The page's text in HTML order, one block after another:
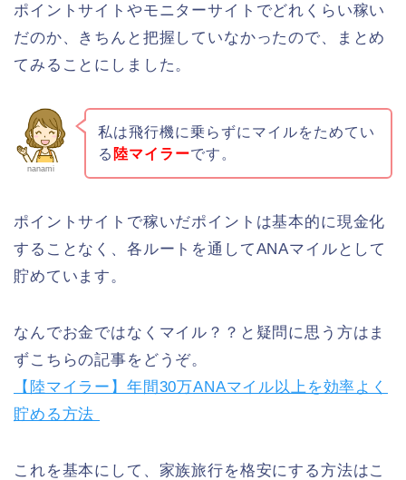
ポイントサイトやモニターサイトでどれくらい稼い
だのか、きちんと把握していなかったので、まとめ
てみることにしました。
nanami
私は飛行機に乗らずにマイルをためてい
る 陸マイラーです。
ポイントサイトで稼いだポイントは基本的に現金化
することなく、各ルートを通してANAマイルとして
貯めています。
なんでお金ではなくマイル？？と疑問に思う方はま
ずこちらの記事をどうぞ。
【陸マイラー】年間30万ANAマイル以上を効率よく
貯める方法
これを基本にして、家族旅行を格安にする方法はこ